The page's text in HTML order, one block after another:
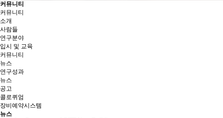
커뮤니티
커뮤니티
소개
사람들
연구분야
입시 및 교육
커뮤니티
뉴스
연구성과
뉴스
공고
콜로퀴엄
장비예약시스템
뉴스